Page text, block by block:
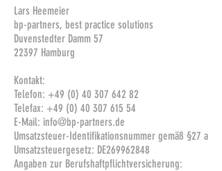
Lars Heemeier
bp-partners, best practice solutions
Duvenstedter Damm 57
22397 Hamburg
Kontakt:
Telefon: +49 (0) 40 307 642 82
Telefax: +49 (0) 40 307 615 54
E-Mail: info@bp-partners.de
Umsatzsteuer-Identifikationsnummer gemäß §27 a
Umsatzsteuergesetz: DE269962848
Angaben zur Berufshaftpflichtversicherung: